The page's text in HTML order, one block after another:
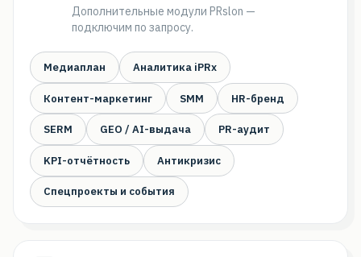
Дополнительные модули PRslon —
подключим по запросу.
Медиаплан Аналитика iPRx
Контент-маркетинг SMM HR-бренд
SERM GEO / AI-выдача PR-аудит
KPI-отчётность Антикризис
Спецпроекты и события